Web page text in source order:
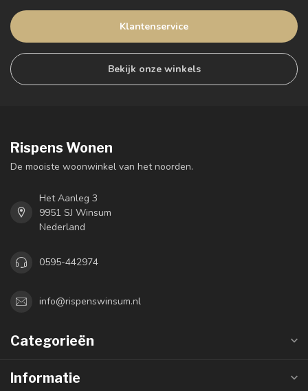
Klantenservice
Bekijk onze winkels
Rispens Wonen
De mooiste woonwinkel van het noorden.
Het Aanleg 3
9951 SJ Winsum
Nederland
0595-442974
info@rispenswinsum.nl
Categorieën
Informatie